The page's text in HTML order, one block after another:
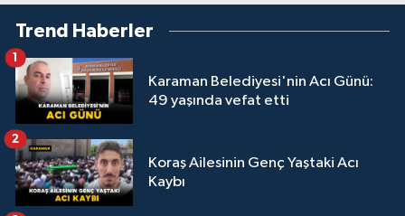
Trend Haberler
Karaman Belediyesi'nin Acı Günü:
49 yaşında vefat etti
1
Koraş Ailesinin Genç Yaştaki Acı
Kaybı
2